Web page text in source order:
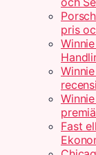
pris
Fast